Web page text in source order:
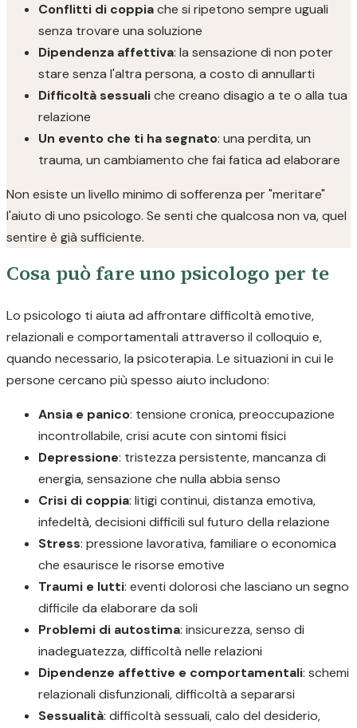
Conflitti di coppiache si ripetono sempre uguali
senza trovare una soluzione
Dipendenza affettiva: la sensazione di non poter
stare senza l'altra persona, a costo di annullarti
Difficoltà sessualiche creano disagio a te o alla tua
relazione
Un evento che ti ha segnato: una perdita, un
trauma, un cambiamento che fai fatica ad elaborare
Non esiste un livello minimo di sofferenza per "meritare"
l'aiuto di uno psicologo. Se senti che qualcosa non va, quel
sentire è già sufficiente.
Cosa può fare uno psicologo per te
Lo psicologo ti aiuta ad affrontare difficoltà emotive,
relazionali e comportamentali attraverso il colloquio e,
quando necessario, la psicoterapia. Le situazioni in cui le
persone cercano più spesso aiuto includono:
Ansia e panico: tensione cronica, preoccupazione
incontrollabile, crisi acute con sintomi fisici
Depressione: tristezza persistente, mancanza di
energia, sensazione che nulla abbia senso
Crisi di coppia: litigi continui, distanza emotiva,
infedeltà, decisioni difficili sul futuro della relazione
Stress: pressione lavorativa, familiare o economica
che esaurisce le risorse emotive
Traumi e lutti: eventi dolorosi che lasciano un segno
difficile da elaborare da soli
Problemi di autostima: insicurezza, senso di
inadeguatezza, difficoltà nelle relazioni
Dipendenze affettive e comportamentali: schemi
relazionali disfunzionali, difficoltà a separarsi
Sessualità: difficoltà sessuali, calo del desiderio,